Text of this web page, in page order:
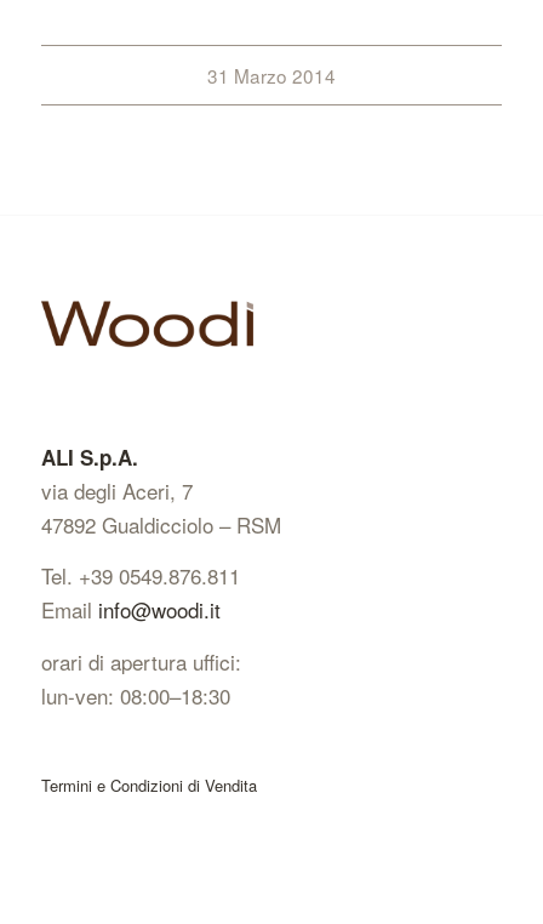
31 Marzo 2014
ALI S.p.A.
via degli Aceri, 7
47892 Gualdicciolo – RSM
Tel. +39 0549.876.811
Email info@woodi.it
orari di apertura uffici:
lun-ven: 08:00–18:30
Termini e Condizioni di Vendita